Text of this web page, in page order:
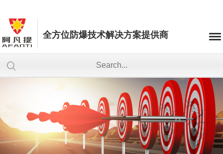
全方位防爆技术解决方案提供商